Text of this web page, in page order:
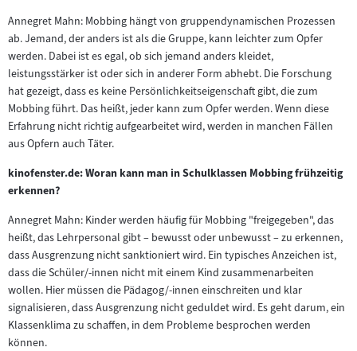
Annegret Mahn: Mobbing hängt von gruppendynamischen Prozessen
ab. Jemand, der anders ist als die Gruppe, kann leichter zum Opfer
werden. Dabei ist es egal, ob sich jemand anders kleidet,
leistungsstärker ist oder sich in anderer Form abhebt. Die Forschung
hat gezeigt, dass es keine Persönlichkeitseigenschaft gibt, die zum
Mobbing führt. Das heißt, jeder kann zum Opfer werden. Wenn diese
Erfahrung nicht richtig aufgearbeitet wird, werden in manchen Fällen
aus Opfern auch Täter.
kinofenster.de: Woran kann man in Schulklassen Mobbing frühzeitig
erkennen?
Annegret Mahn: Kinder werden häufig für Mobbing "freigegeben", das
heißt, das Lehrpersonal gibt – bewusst oder unbewusst – zu erkennen,
dass Ausgrenzung nicht sanktioniert wird. Ein typisches Anzeichen ist,
dass die Schüler/-innen nicht mit einem Kind zusammenarbeiten
wollen. Hier müssen die Pädagog/-innen einschreiten und klar
signalisieren, dass Ausgrenzung nicht geduldet wird. Es geht darum, ein
Klassenklima zu schaffen, in dem Probleme besprochen werden
können.